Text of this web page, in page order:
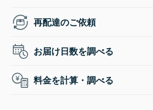
再配達のご依頼
お届け日数を調べる
料金を計算・調べる